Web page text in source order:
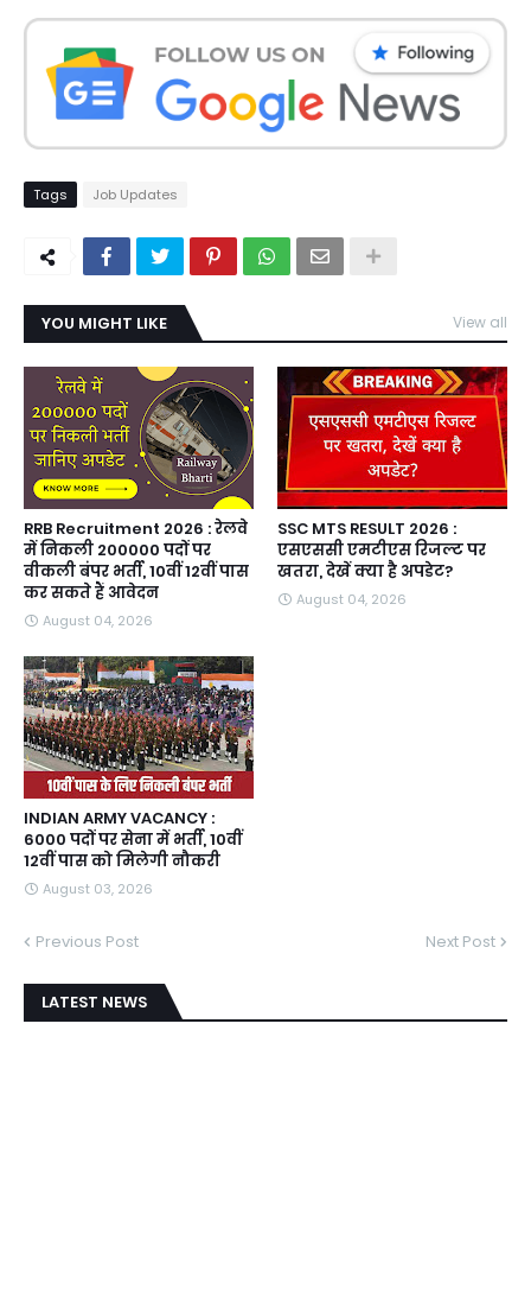
Tags Job Updates
YOU MIGHT LIKE View all
RRB Recruitment 2026 : रेलवे
में निकली 200000 पदों पर
वीकली बंपर भर्ती, 10वीं 12वीं पास
कर सकते हैं आवेदन
August 04, 2026
SSC MTS RESULT 2026 :
एसएससी एमटीएस रिजल्ट पर
खतरा, देखें क्या है अपडेट?
August 04, 2026
INDIAN ARMY VACANCY :
6000 पदों पर सेना में भर्ती, 10वीं
12वीं पास को मिलेगी नौकरी
August 03, 2026
Previous Post Next Post
LATEST NEWS